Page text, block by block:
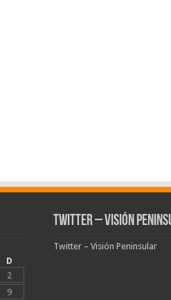
D
2
9
Twitter – Visión
Twitter – Visión Peninsular